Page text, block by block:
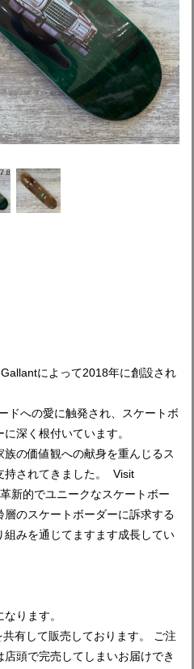
によって2018年に創設され
ドへの愛に触発され、スケートボ
深く根付いています。
の価値観への献身を重んじるス
持されてきました。 Visit
新的でユニークなスケートボー
層のスケートボーダーに訴求する
みを通じてますます成長してい
ります。
有して販売しております。 ご注
頭で完売してしまいお届けでき